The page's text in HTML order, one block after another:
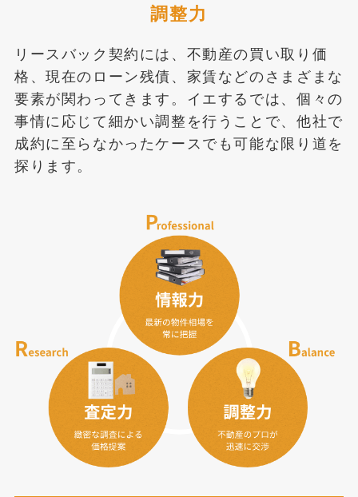
調整力
リースバック契約には、不動産の買い取り価
格、現在のローン残債、家賃などのさまざまな
要素が関わってきます。イエするでは、個々の
事情に応じて細かい調整を行うことで、他社で
成約に至らなかったケースでも可能な限り道を
探ります。